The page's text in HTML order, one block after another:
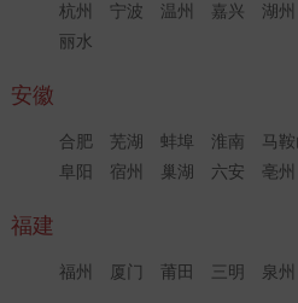
杭州 宁波 温州 嘉兴 湖州
丽水
安徽
合肥 芜湖 蚌埠 淮南 马鞍
阜阳
宿州 巢湖 六安 亳州
福建
福州 厦门 莆田 三明 泉州